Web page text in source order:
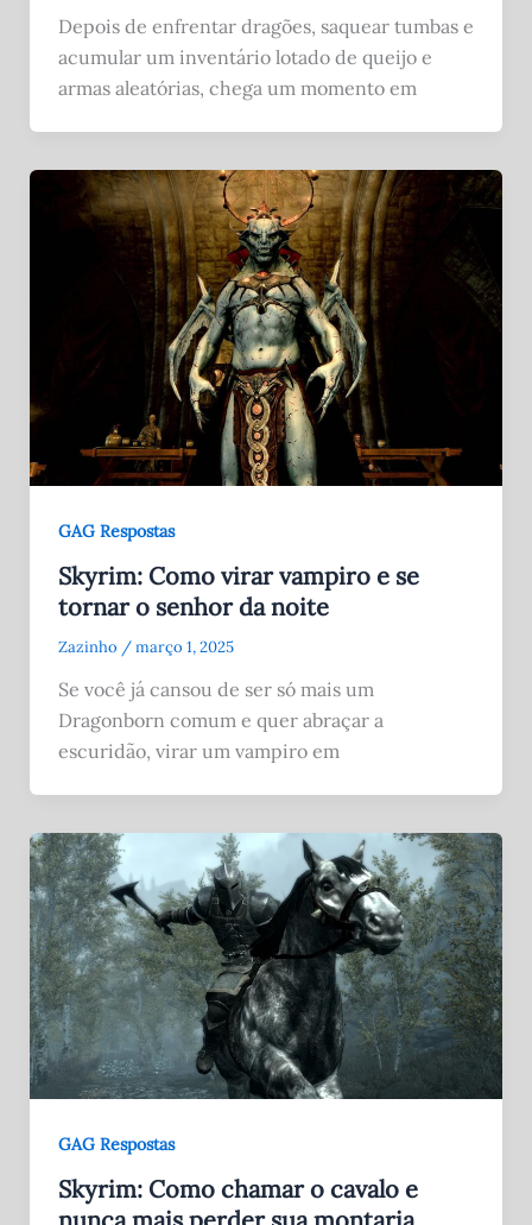
Depois de enfrentar dragões, saquear tumbas e
acumular um inventário lotado de queijo e
armas aleatórias, chega um momento em
GAG Respostas
Skyrim: Como virar vampiro e se
tornar o senhor da noite
Zazinho /março 1, 2025
Se você já cansou de ser só mais um
Dragonborn comum e quer abraçar a
escuridão, virar um vampiro em
GAG Respostas
Skyrim: Como chamar o cavalo e